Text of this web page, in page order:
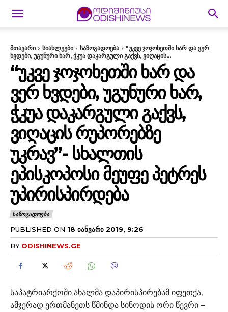
მთავარი სიახლეები საზოგადოება
"უკვე ჯოჯოხეთში ხარ და ვერ
ხვდები, უგუნური ხარ, ჭკუა დაკარგული გაქვს, ვიღაცის...
“ᲣᲙᲕᲔ ᲯᲝᲯᲝᲮᲔᲗᲨᲘ ᲮᲐᲠ ᲓᲐ
ᲕᲔᲠ ᲮᲕᲓᲔᲑᲘ, ᲣᲒᲣᲜᲣᲠᲘ ᲮᲐᲠ,
ᲭᲙᲣᲐ ᲓᲐᲙᲐᲠᲒᲣᲚᲘ ᲒᲐᲥᲕᲡ,
ᲕᲘᲦᲐᲪᲘᲡ ᲠᲣᲞᲝᲠᲔᲑᲖᲔ
ᲣᲙᲠᲐᲕ”- ᲡᲮᲐᲚᲗᲘᲡ
ᲔᲞᲘᲡᲙᲝᲞᲝᲡᲘ ᲛᲔᲣᲤᲔ ᲞᲔᲢᲠᲔᲡ
ᲣᲞᲘᲠᲘᲡᲞᲘᲠᲓᲔᲑᲐ
ᲡᲐᲖᲝᲒᲐᲓᲝᲔᲑᲐ
PUBLISHED ON 18 ᲘᲐᲜᲕᲐᲠᲘ 2019, 9:26
BY ODISHINEWS.GE
საპატრიარქოში ახალმა დაპირისპირებამ იფეთქა,
ამჯერად ერთმანეთს წმინდა სინოდის ორი წევრი –